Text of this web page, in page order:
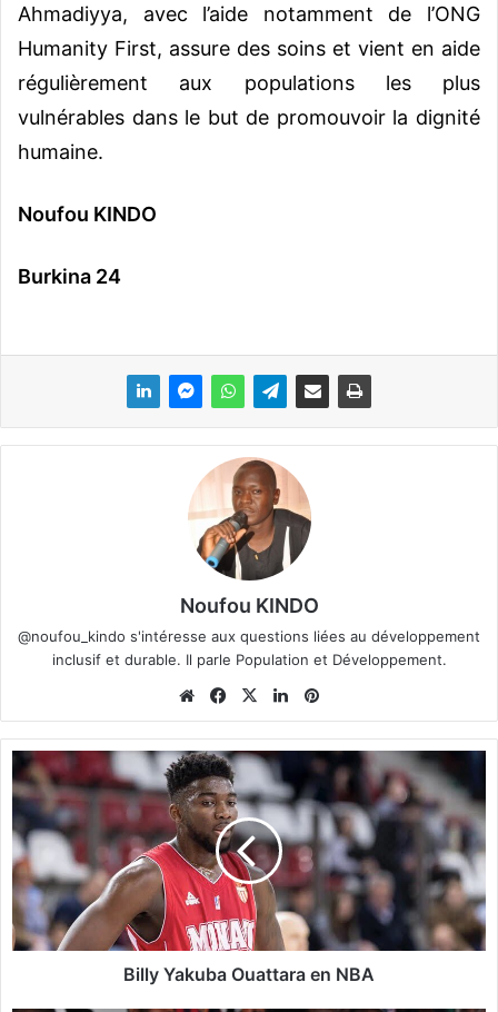
Ahmadiyya, avec l’aide notamment de l’ONG
Humanity First, assure des soins et vient en aide
régulièrement aux populations les plus
vulnérables dans le but de promouvoir la dignité
humaine.
Noufou KINDO
Burkina 24
Noufou KINDO
@noufou_kindo s'intéresse aux questions liées au développement
inclusif et durable. Il parle Population et Développement.
We
bsi
te
Fa
ce
bo
ok
X
Lin
ke
din
ter
est
i
l
y
Y
a
k
u
Billy Yakuba Ouattara en NBA